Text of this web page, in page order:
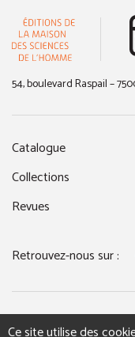
54, boulevard Raspail –
Catalogue
Collections
Revues
Retrouvez-nous sur :
Ce site utilise des